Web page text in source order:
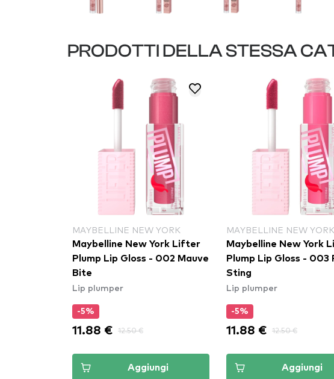
PRODOTTI DELLA STESSA
MAYBELLINE NEW YORK
Maybelline New York Lifter
Plump Lip Gloss - 002 Mauve
Bite
Lip plumper
-5%
11.88 € 12.50 €
Aggiungi
MAYBELLINE NEW YORK
Maybelline New York
Plump Lip Gloss - 003
Sting
Lip plumper
-5%
11.88 € 12.50 €
Aggiungi